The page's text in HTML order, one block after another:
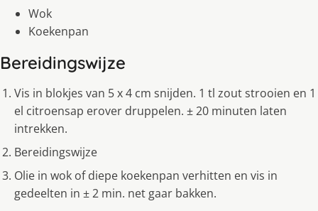
Wok
Koekenpan
Bereidingswijze
Vis in blokjes van 5 x 4 cm snijden. 1 tl zout strooien en 1
el citroensap erover druppelen. ± 20 minuten laten
intrekken.
Bereidingswijze
Olie in wok of diepe koekenpan verhitten en vis in
gedeelten in ± 2 min. net gaar bakken.